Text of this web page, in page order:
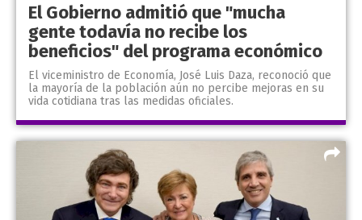
El Gobierno admitió que "mucha
gente todavía no recibe los
beneficios" del programa económico
El viceministro de Economía, José Luis Daza, reconoció que
la mayoría de la población aún no percibe mejoras en su
vida cotidiana tras las medidas oficiales.